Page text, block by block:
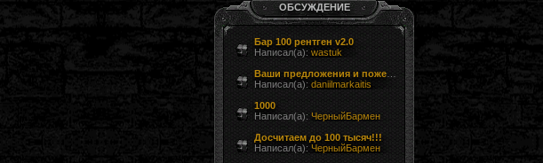
ОБСУЖДЕНИЕ
Бар 100 рентген v2.0
Написал(а): wastuk
Написал(а): daniilmarkaitis
1000
Написал(а): ЧерныйБармен
Досчитаем до 100 тысяч!!!
Написал(а): ЧерныйБармен